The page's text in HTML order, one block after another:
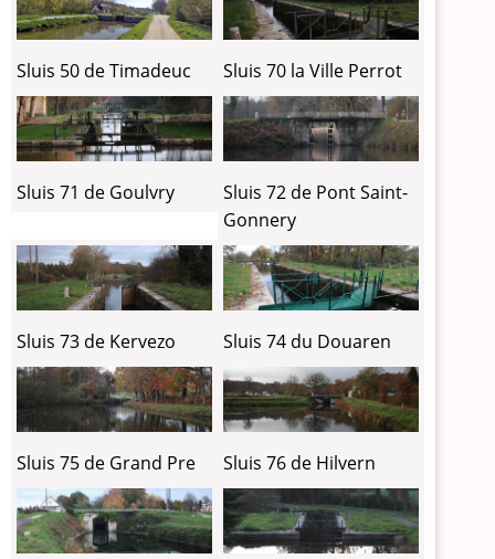
Sluis 50 de Timadeuc Sluis 70 la Ville Perrot
Sluis 71 de Goulvry
Sluis 72 de Pont Saint-
Gonnery
Sluis 73 de Kervezo Sluis 74 du Douaren
Sluis 75 de Grand Pre Sluis 76 de Hilvern